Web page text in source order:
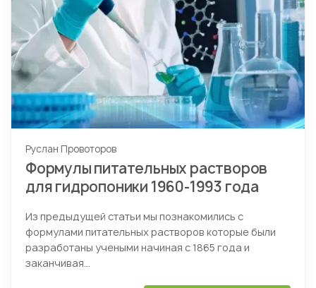
Руслан Провоторов
Формулы питательных растворов
для гидропоники 1960-1993 года
Из предыдущей статьи мы познакомились с
формулами питательных растворов которые были
разработаны учеными начиная с 1865 года и
заканчивая...